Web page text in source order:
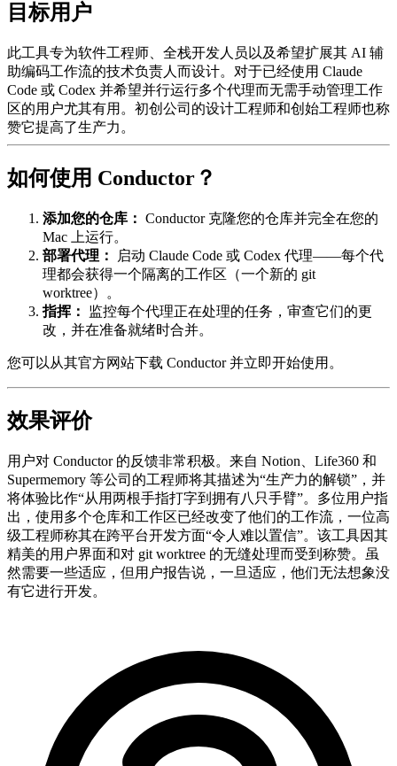
目标用户
此工具专为软件工程师、全栈开发人员以及希望扩展其 AI 辅
助编码工作流的技术负责人而设计。对于已经使用 Claude
Code 或 Codex 并希望并行运行多个代理而无需手动管理工作
区的用户尤其有用。初创公司的设计工程师和创始工程师也称
赞它提高了生产力。
如何使用 Conductor？
添加您的仓库： Conductor 克隆您的仓库并完全在您的
Mac 上运行。
部署代理：
启动 Claude Code 或 Codex 代理——每个代
理都会获得一个隔离的工作区（一个新的 git
worktree）。
指挥：
监控每个代理正在处理的任务，审查它们的更
改，并在准备就绪时合并。
您可以从其官方网站下载 Conductor 并立即开始使用。
效果评价
用户对 Conductor 的反馈非常积极。来自 Notion、Life360 和
Supermemory 等公司的工程师将其描述为“生产力的解锁”，并
将体验比作“从用两根手指打字到拥有八只手臂”。多位用户指
出，使用多个仓库和工作区已经改变了他们的工作流，一位高
级工程师称其在跨平台开发方面“令人难以置信”。该工具因其
精美的用户界面和对 git worktree 的无缝处理而受到称赞。虽
然需要一些适应，但用户报告说，一旦适应，他们无法想象没
有它进行开发。